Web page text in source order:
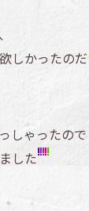
しかったのだ
しゃったので
した